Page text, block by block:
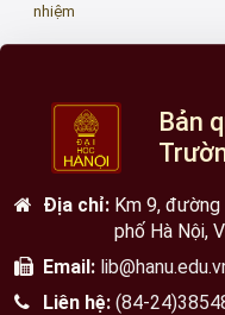
nhiệm
Bản
Địa chỉ: Km 9,
phố Hà Nội,
Email:
Liên hệ: (84-